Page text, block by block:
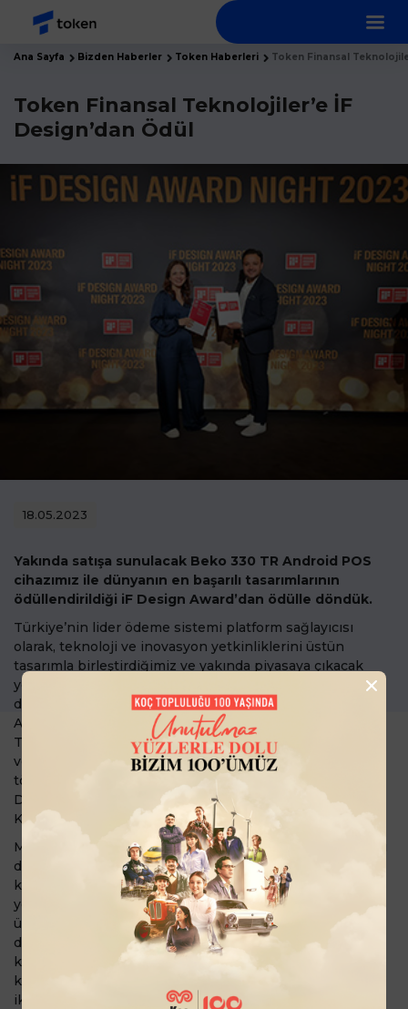
Ana Sayfa Bizden Haberler Token Haberleri Token Finansal
Token Finansal Teknolojiler’e İF
Design’dan Ödül
18.05.2023
Yakında satışa sunulacak Beko 330 TR Android POS
cihazımız ile dünyanın en başarılı tasarımlarının
ödüllendirildiği iF Design Award’dan ödülle döndük.
Türkiye’nin lider ödeme sistemi platform sağlayıcısı
olarak, teknoloji ve inovasyon yetkinliklerini üstün
tasarımla birleştirdiğimiz ve yakında piyasaya çıkacak
yeni ürünümüz Beko 300 TR Android Yazar Kasa POS ile
dünyanın en saygın tasarım ödüllerinden olan iF Design
Award’da “Product” kategorisinde ödüle layık görüldük.
Tasarımını Arman Design ile birlikte yaptığımız ürüne
verilen ödülü almak üzere Berlin’de düzenlenen ödül
törenine, Endüstriyel Tasarım ve Kullanıcı Deneyimi
Direktörümüz Bilgen Deliormanlı ve Pazarlama ve
Kurumsal İlişkiler Direktörümüz Sabri Şimşek katıldı.
Müşteri deneyimini iyileştirmeyi odağına alan ve tasarımı
da deneyimin en önemli bileşenlerinden biri
kabul ettiğimiz, donanımı ve yazılımıyla tüm ödeme
yöntemlerini güvenli bir şekilde destekleyen yeni
ürünümüz Beko 330 TR, Berlin’de 15 Mayıs günü
düzenlenen iF Design Award 2023’te büyük beğeni
kazandı. Ürün, masa üstünde ya da elde konforlu bir
kullanım sunan kompakt tasarımı ile dikkat çekerken,
ikincil bir müşteri ekranıyla desteklenen 5 inçlik HD